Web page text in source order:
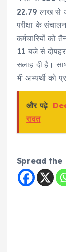
22.79 लाख से
परीक्षा के
कर्मचारियों को
11 बजे से
सलाह दी है।
भी अभ्यर्थी को
और पढ़े
रावत
Spread the